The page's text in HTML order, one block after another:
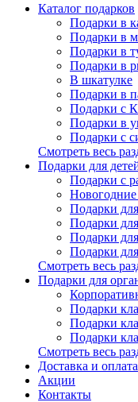
Каталог подарков
Подарки в
Подарки в
Подарки в
Подарки в
В шкатулке
Подарки в
Подарки с
Подарки в
Подарки с
Смотреть весь
Подарки для
Подарки с
Подарки
Подарки
Подарки
Подарки для
Смотреть весь
Подарки для
Подарки
Подарки
Подарки
Смотреть весь
Доставка и оплата
Акции
Контакты